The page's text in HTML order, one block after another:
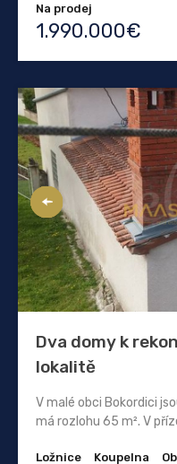
Na prodej
1.990.000€
Dva domy k
lokalitě
V malé obci Bokordici
má rozlohu 65 m². V
Ložnice Koupelna